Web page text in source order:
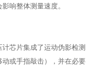
响整体测量速度。
芯片集成了运动伪影检测
或手指敲击），并在必要